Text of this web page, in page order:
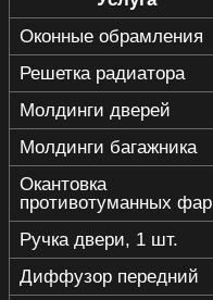
Оконные обрамления
Решетка радиатора
Молдинги дверей
Молдинги багажника
Окантовка
противотуманных фар
Ручка двери, 1 шт.
Диффузор передний